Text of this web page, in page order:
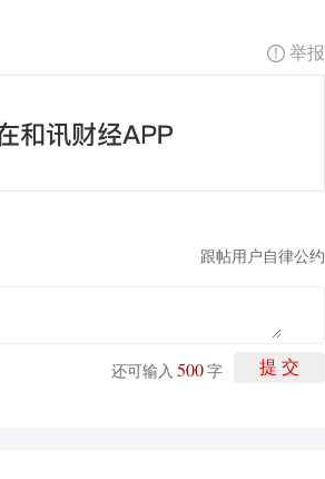
举报
跟帖用户自律公约
提 交
还可输入 500 字